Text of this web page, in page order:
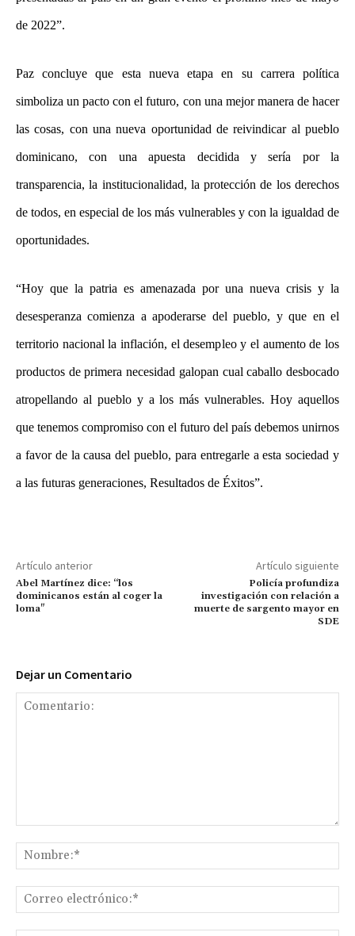
de 2022”.
Paz concluye que esta nueva etapa en su carrera política
simboliza un pacto con el futuro, con una mejor manera de hacer
las cosas, con una nueva oportunidad de reivindicar al pueblo
dominicano, con una apuesta decidida y sería por la
transparencia, la institucionalidad, la protección de los derechos
de todos, en especial de los más vulnerables y con la igualdad de
oportunidades.
“Hoy que la patria es amenazada por una nueva crisis y la
desesperanza comienza a apoderarse del pueblo, y que en el
territorio nacional la inflación, el desempleo y el aumento de los
productos de primera necesidad galopan cual caballo desbocado
atropellando al pueblo y a los más vulnerables. Hoy aquellos
que tenemos compromiso con el futuro del país debemos unirnos
a favor de la causa del pueblo, para entregarle a esta sociedad y
a las futuras generaciones, Resultados de Éxitos”.
Artículo anterior
Abel Martínez dice: “los
dominicanos están al coger la
loma"
Artículo siguiente
Policía profundiza
investigación con relación a
muerte de sargento mayor en
SDE
Dejar un Comentario